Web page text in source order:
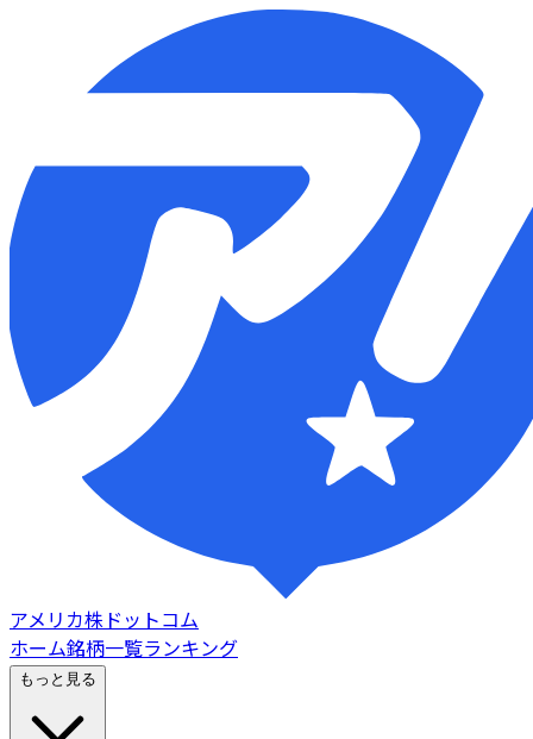
アメリカ株ドットコム
ホーム銘柄一覧ランキング
もっと見る